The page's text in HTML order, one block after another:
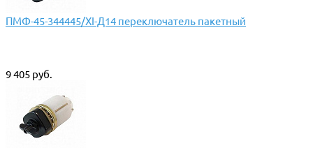
ПМФ-45-344445/ХI-Д14 переключатель пакетный
9 405 руб.